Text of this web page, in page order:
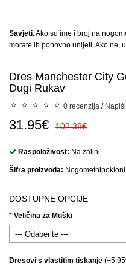
Savjeti: Ako su ime i broj na
morate ih ponovno unijeti. Ako ne,
Dres Manchester City
Dugi Rukav
0 recenzija /
31.95€ 102.38€
Raspoloživost: Na zalihi
Šifra proizvoda:
DOSTUPNE OPCIJE
Veličina za Muški
Dresovi s vlastitim tiskanje